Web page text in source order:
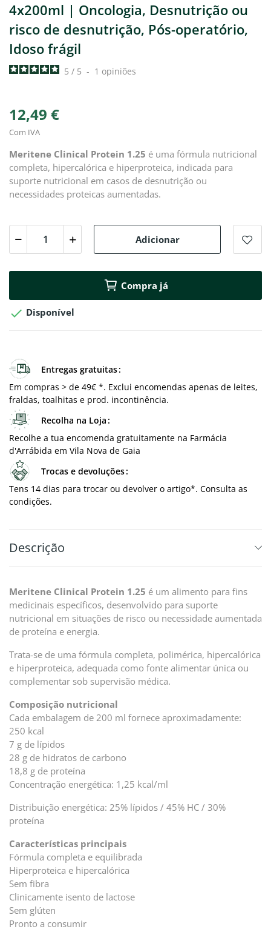
4x200ml | Oncologia, Desnutrição ou
risco de desnutrição, Pós-operatório,
Idoso frágil
5 / 5 - 1 opiniões
12,49 €
Com IVA
Meritene Clinical Protein 1.25 é uma fórmula nutricional
completa, hipercalórica e hiperproteica, indicada para
suporte nutricional em casos de desnutrição ou
necessidades proteicas aumentadas.
Adicionar
Compra já
 Disponível
Entregas gratuitas
Em compras > de 49€ *. Exclui encomendas apenas de leites,
fraldas, toalhitas e prod. incontinência.
Recolha na Loja
Recolhe a tua encomenda gratuitamente na Farmácia
d'Arrábida em Vila Nova de Gaia
Trocas e devoluções
Tens 14 dias para trocar ou devolver o artigo*. Consulta as
condições.
Descrição
Meritene Clinical Protein 1.25 é um alimento para fins
medicinais específicos, desenvolvido para suporte
nutricional em situações de risco ou necessidade aumentada
de proteína e energia.
Trata-se de uma fórmula completa, polimérica, hipercalórica
e hiperproteica, adequada como fonte alimentar única ou
complementar sob supervisão médica.
Composição nutricional
Cada embalagem de 200 ml fornece aproximadamente:
250 kcal
7 g de lípidos
28 g de hidratos de carbono
18,8 g de proteína
Concentração energética: 1,25 kcal/ml
Distribuição energética: 25% lípidos / 45% HC / 30%
proteína
Características principais
Fórmula completa e equilibrada
Hiperproteica e hipercalórica
Sem fibra
Clinicamente isento de lactose
Sem glúten
Pronto a consumir